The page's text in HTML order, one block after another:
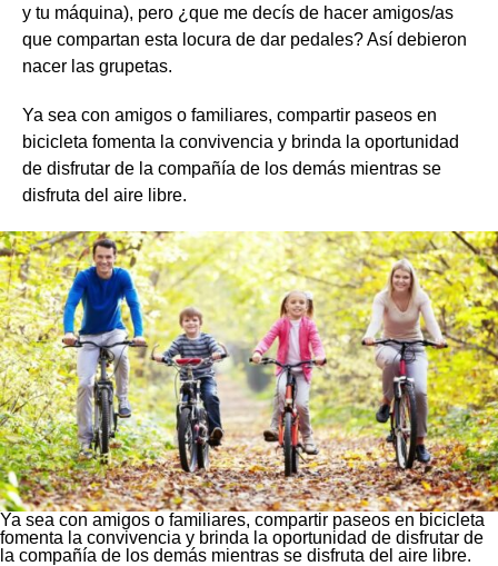
y tu máquina), pero ¿que me decís de hacer amigos/as
que compartan esta locura de dar pedales? Así debieron
nacer las grupetas.
Ya sea con amigos o familiares, compartir paseos en
bicicleta fomenta la convivencia y brinda la oportunidad
de disfrutar de la compañía de los demás mientras se
disfruta del aire libre.
Ya sea con amigos o familiares, compartir paseos en bicicleta
fomenta la convivencia y brinda la oportunidad de disfrutar de
la compañía de los demás mientras se disfruta del aire libre.